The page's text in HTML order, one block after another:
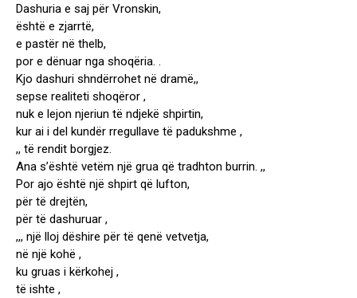
Dashuria e saj për Vronskin,
është e zjarrtë,
e pastër në thelb,
por e dënuar nga shoqëria. .
Kjo dashuri shndërrohet në dramë,,
sepse realiteti shoqëror ,
nuk e lejon njeriun të ndjekë shpirtin,
kur ai i del kundër rregullave të padukshme ,
,, të rendit borgjez.
Ana s’është vetëm një grua që tradhton burrin. ,,
Por ajo është një shpirt që lufton,
për të drejtën,
për të dashuruar ,
,,, një lloj dëshire për të qenë vetvetja,
në një kohë ,
ku gruas i kërkohej ,
të ishte ,